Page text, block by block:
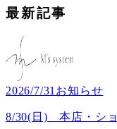
最新記事
2026/7/31 お知らせ
8/30(日) 本店・シ